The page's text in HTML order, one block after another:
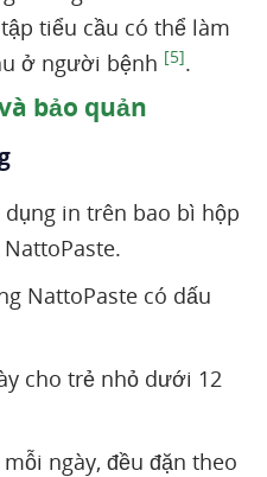
tiểu cầu có thể làm
ở người bệnh [5].
bảo quản
in trên bao bì hộp
NattoPaste có dấu
cho trẻ nhỏ dưới 12
ngày, đều đặn theo